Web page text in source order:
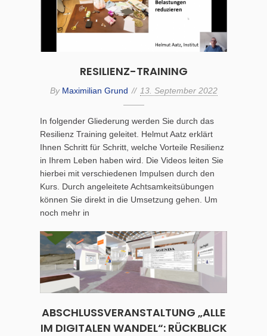
RESILIENZ-TRAINING
By Maximilian Grund 13. September 2022
In folgender Gliederung werden Sie durch das
Resilienz Training geleitet. Helmut Aatz erklärt
Ihnen Schritt für Schritt, welche Vorteile Resilienz
in Ihrem Leben haben wird. Die Videos leiten Sie
hierbei mit verschiedenen Impulsen durch den
Kurs. Durch angeleitete Achtsamkeitsübungen
können Sie direkt in die Umsetzung gehen. Um
noch mehr in
ABSCHLUSSVERANSTALTUNG „ALLE
IM DIGITALEN WANDEL“: RÜCKBLICK